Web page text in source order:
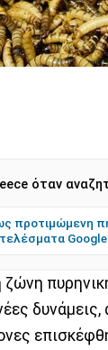
όταν
προτιμώμενη
Google